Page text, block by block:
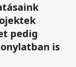
pedig
is